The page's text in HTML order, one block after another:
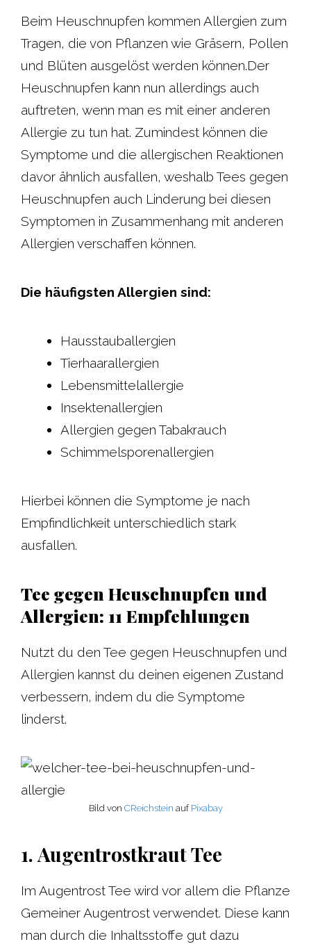
Beim Heuschnupfen kommen Allergien zum
Tragen, die von Pflanzen wie Gräsern, Pollen
und Blüten ausgelöst werden können.Der
Heuschnupfen kann nun allerdings auch
auftreten, wenn man es mit einer anderen
Allergie zu tun hat. Zumindest können die
Symptome und die allergischen Reaktionen
davor ähnlich ausfallen, weshalb Tees gegen
Heuschnupfen auch Linderung bei diesen
Symptomen in Zusammenhang mit anderen
Allergien verschaffen können.
Die häufigsten Allergien sind:
Hausstauballergien
Tierhaarallergien
Lebensmittelallergie
Insektenallergien
Allergien gegen Tabakrauch
Schimmelsporenallergien
Hierbei können die Symptome je nach
Empfindlichkeit unterschiedlich stark
ausfallen.
Tee gegen Heuschnupfen und
Allergien: 11 Empfehlungen
Nutzt du den Tee gegen Heuschnupfen und
Allergien kannst du deinen eigenen Zustand
verbessern, indem du die Symptome
linderst.
Bild von CReichstein auf Pixabay
1. Augentrostkraut Tee
Im Augentrost Tee wird vor allem die Pflanze
Gemeiner Augentrost verwendet. Diese kann
man durch die Inhaltsstoffe gut dazu